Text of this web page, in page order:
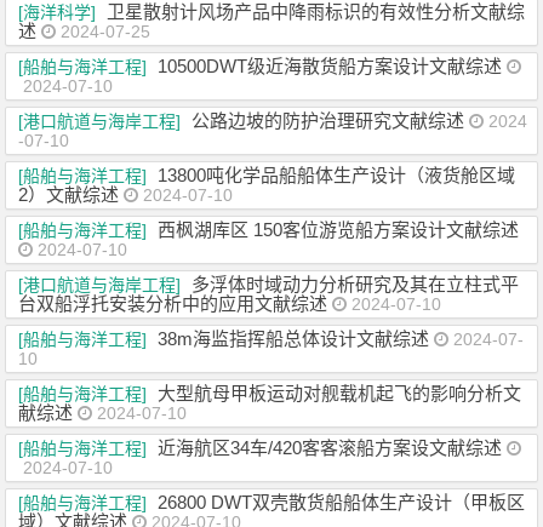
[海洋科学]
卫星散射计风场产品中降雨标识的有效性分析文献综
述
2024-07-25
[船舶与海洋工程]
10500DWT级近海散货船方案设计文献综述
2024-07-10
[港口航道与海岸工程]
公路边坡的防护治理研究文献综述
2024
-07-10
[船舶与海洋工程]
13800吨化学品船船体生产设计（液货舱区域
2）文献综述
2024-07-10
[船舶与海洋工程]
西枫湖库区 150客位游览船方案设计文献综述
2024-07-10
[港口航道与海岸工程]
多浮体时域动力分析研究及其在立柱式平
台双船浮托安装分析中的应用文献综述
2024-07-10
[船舶与海洋工程]
38m海监指挥船总体设计文献综述
2024-07-
10
[船舶与海洋工程]
大型航母甲板运动对舰载机起飞的影响分析文
献综述
2024-07-10
[船舶与海洋工程]
近海航区34车/420客客滚船方案设文献综述
2024-07-10
[船舶与海洋工程]
26800 DWT双壳散货船船体生产设计（甲板区
域）文献综述
2024-07-10